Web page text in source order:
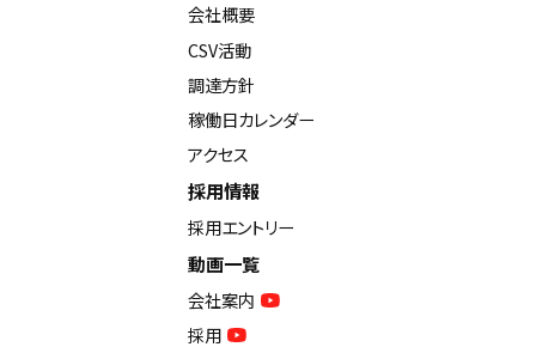
会社概要
CSV活動
調達方針
稼働日カレンダー
アクセス
採用情報
採用エントリー
動画一覧
会社案内
採用